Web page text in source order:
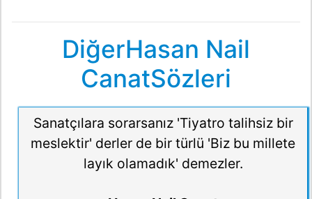
DiğerHasan Nail
CanatSözleri
Sanatçılara sorarsanız 'Tiyatro talihsiz bir
meslektir' derler de bir türlü 'Biz bu millete
layık olamadık' demezler.